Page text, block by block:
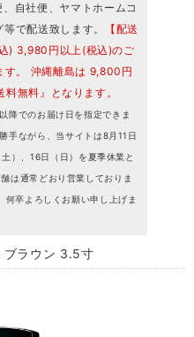
自社便、ヤマトホームコ
で配送致します。
【配送
) 3,980円以上(税込)のご
す。 沖縄離島は 9,800円
無料』となります。
降でのお届け日を指定できま
手ながら、当サイトは8月11日
）、16日（日）を夏季休業と
は通常どおり営業しておりま
何卒よろしくお願い申し上げま
ブラウン 3.5寸